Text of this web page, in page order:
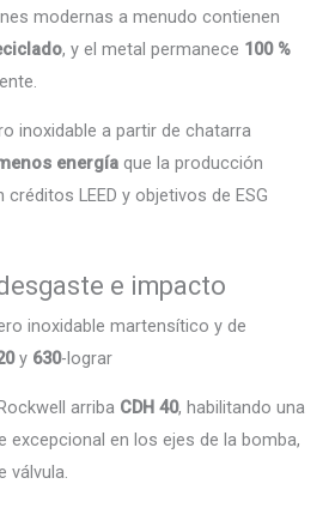
modernas a menudo contienen
, y el metal permanece 100 %
inoxidable a partir de chatarra
energía que la producción
LEED y objetivos de ESG
e impacto
inoxidable martensítico y de
y 630-lograr
arriba CDH 40, habilitando una
excepcional en los ejes de la bomba,
válvula.